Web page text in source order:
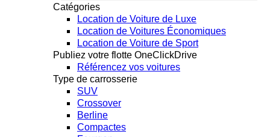
Catégories
Location de Voiture de Luxe
Location de Voitures Économiques
Location de Voiture de Sport
Publiez votre flotte OneClickDrive
Référencez vos voitures
Type de carrosserie
SUV
Crossover
Berline
Compactes